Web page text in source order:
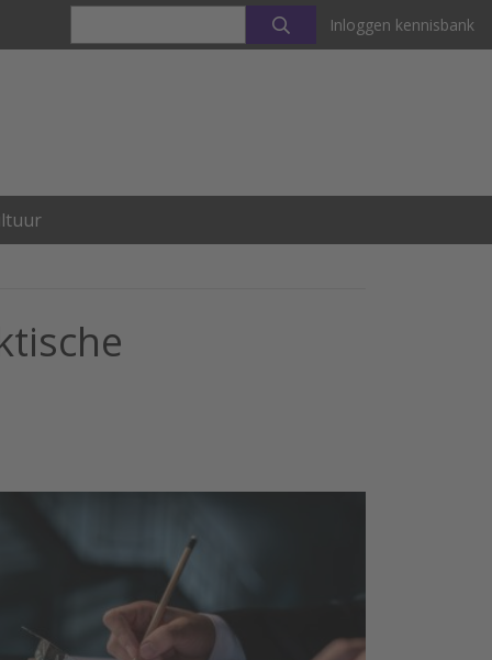
Inloggen kennisbank